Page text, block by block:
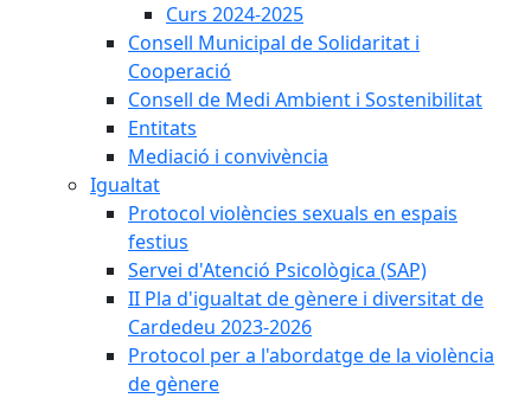
Curs 2024-2025
Consell Municipal de Solidaritat i
Cooperació
Consell de Medi Ambient i Sostenibilitat
Entitats
Mediació i convivència
Igualtat
Protocol violències sexuals en espais
festius
Servei d'Atenció Psicològica (SAP)
II Pla d'igualtat de gènere i diversitat de
Cardedeu 2023-2026
Protocol per a l'abordatge de la violència
de gènere